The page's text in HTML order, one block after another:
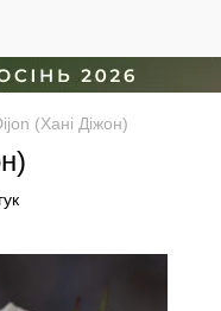
(Хані Діжон)